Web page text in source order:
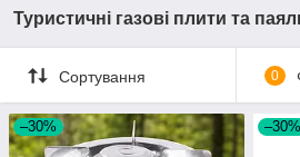
Туристичні газові плити та
Сортування 0
–30% –30%